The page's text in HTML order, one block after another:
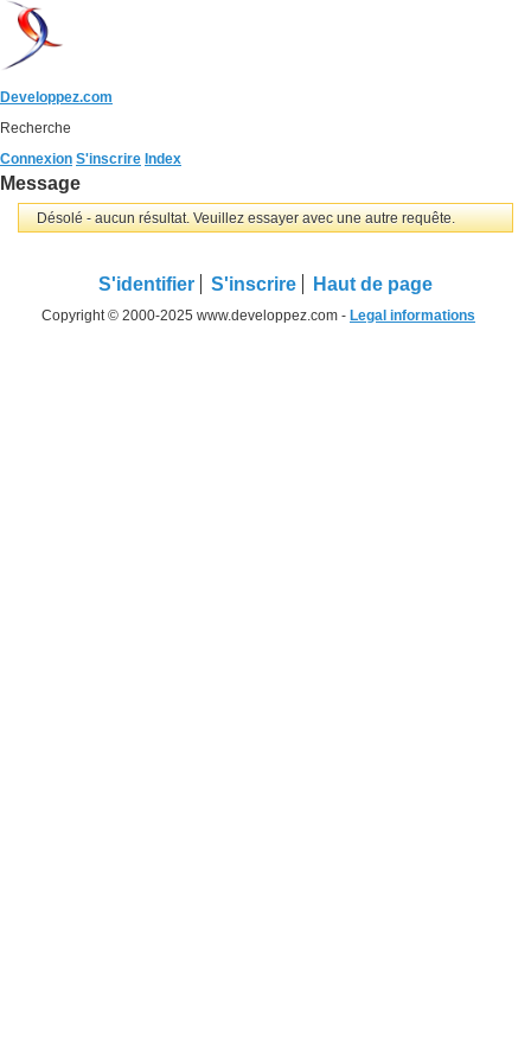
Developpez.com
Recherche
Connexion S'inscrire Index
Message
Désolé - aucun résultat. Veuillez essayer avec une autre requête.
S'identifier S'inscrire Haut de page
Copyright © 2000-2025 www.developpez.com - Legal informations